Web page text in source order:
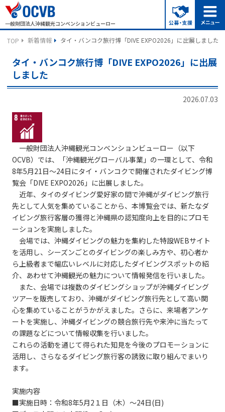
一般財団法人沖縄観光コンベンションビューロー
TOP 新着情報 タイ・バンコク旅行博「DIVE EXPO2026」に出展しました
タイ・バンコク旅行博「DIVE EXPO2026」に出展
しました
2026.07.03
一般財団法人沖縄観光コンベンションビューロー（以下
OCVB）では、「沖縄観光グローバル事業」の一環として、令和
8年5月21日～24日にタイ・バンコクで開催されたダイビング博
覧会「DIVE EXPO2026」に出展しました。
近年、タイのダイビング愛好家の間で沖縄がダイビング旅行
先として人気を集めていることから、本博覧会では、新たなダ
イビング旅行客層の獲得と沖縄県の認知度向上を目的にプロモ
ーションを実施しました。
会場では、沖縄ダイビングの魅力を集約した特設WEBサイト
を活用し、シーズンごとのダイビングの楽しみ方や、初心者か
ら上級者まで幅広いレベルに対応したダイビングスポットの紹
介、あわせて沖縄観光の魅力について情報発信を行いました。
また、会場では複数のダイビングショップが沖縄ダイビング
ツアーを販売しており、沖縄がダイビング旅行先として高い関
心を集めていることがうかがえました。さらに、来場者アンケ
ートを実施し、沖縄ダイビングの競合旅行先や来沖に当たって
の課題などについて情報収集を行いました。
これらの活動を通じて得られた知見を今後のプロモーションに
活用し、さらなるダイビング旅行客の誘致に取り組んでまいり
ます。
実施内容
■実施日時：令和8年5月2１日（木）～24日(日)